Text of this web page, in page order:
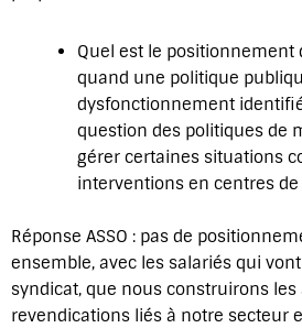
Quel est le positionnement
quand une politique
dysfonctionnement
question des politiques de
gérer certaines situations
interventions en centres
Réponse ASSO : pas de
ensemble, avec les salariés qui
syndicat, que nous construirons
revendications liés à notre secteur